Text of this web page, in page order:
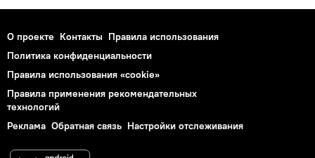
О проекте Контакты Правила использования
Политика конфиденциальности
Правила использования «cookie»
Правила применения рекомендательных
технологий
Реклама Обратная связь Настройки отслеживания